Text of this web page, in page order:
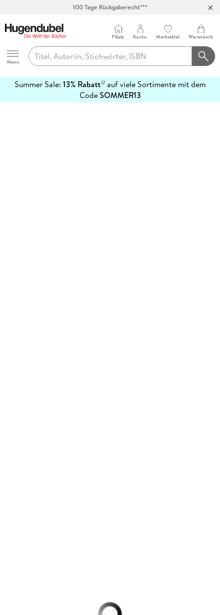
100 Tage Rückgaberecht***
Hugendubel
Menu
Filiale Konto Merkzettel Warenkorb
Summer Sale: 13% Rabatt12auf viele Sortimente mit dem
CodeSOMMER13
erfahren